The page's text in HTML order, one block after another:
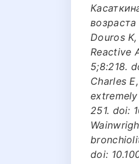
Douros
Reactive
5;8:218.
Charles
251. doi:
doi: